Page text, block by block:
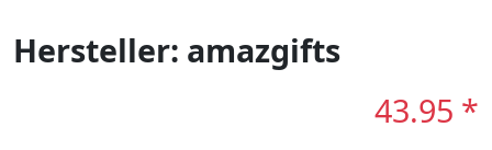
Hersteller: amazgifts
43.95 *